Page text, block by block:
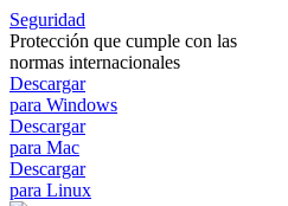
Seguridad
Protección que cumple con las
normas internacionales
Descargar
para Windows
Descargar
para Mac
Descargar
para Linux